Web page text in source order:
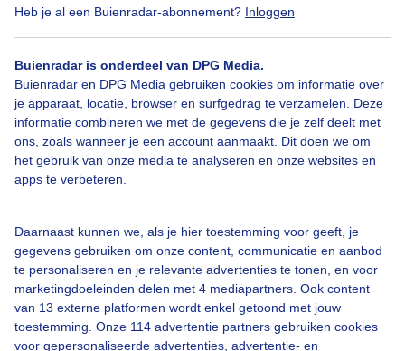
Heb je al een Buienradar-abonnement? Inloggen
Buienradar is onderdeel van DPG Media.
Buienradar en DPG Media gebruiken cookies om informatie over
je apparaat, locatie, browser en surfgedrag te verzamelen. Deze
informatie combineren we met de gegevens die je zelf deelt met
ons, zoals wanneer je een account aanmaakt. Dit doen we om
het gebruik van onze media te analyseren en onze websites en
apps te verbeteren.
Daarnaast kunnen we, als je hier toestemming voor geeft, je
gegevens gebruiken om onze content, communicatie en aanbod
te personaliseren en je relevante advertenties te tonen, en voor
marketingdoeleinden delen met 4 mediapartners. Ook content
van 13 externe platformen wordt enkel getoond met jouw
toestemming. Onze 114 advertentie partners gebruiken cookies
voor gepersonaliseerde advertenties, advertentie- en
Over Buienradar
Bedrijfsgegevens
Veelgestelde vragen
Contact
Gebruikersvoorwaarden
Adverteren
Buienradar Team
Privacy beleid